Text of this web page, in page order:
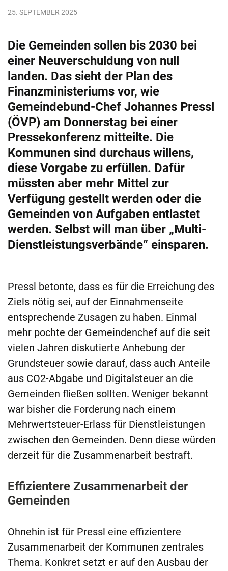
25. SEPTEMBER 2025
Die Gemeinden sollen bis 2030 bei
einer Neuverschuldung von null
landen. Das sieht der Plan des
Finanzministeriums vor, wie
Gemeindebund-Chef Johannes Pressl
(ÖVP) am Donnerstag bei einer
Pressekonferenz mitteilte. Die
Kommunen sind durchaus willens,
diese Vorgabe zu erfüllen. Dafür
müssten aber mehr Mittel zur
Verfügung gestellt werden oder die
Gemeinden von Aufgaben entlastet
werden. Selbst will man über „Multi-
Dienstleistungsverbände“ einsparen.
Pressl betonte, dass es für die Erreichung des
Ziels nötig sei, auf der Einnahmenseite
entsprechende Zusagen zu haben. Einmal
mehr pochte der Gemeindenchef auf die seit
vielen Jahren diskutierte Anhebung der
Grundsteuer sowie darauf, dass auch Anteile
aus CO2-Abgabe und Digitalsteuer an die
Gemeinden fließen sollten. Weniger bekannt
war bisher die Forderung nach einem
Mehrwertsteuer-Erlass für Dienstleistungen
zwischen den Gemeinden. Denn diese würden
derzeit für die Zusammenarbeit bestraft.
Effizientere Zusammenarbeit der
Gemeinden
Ohnehin ist für Pressl eine effizientere
Zusammenarbeit der Kommunen zentrales
Thema. Konkret setzt er auf den Ausbau der